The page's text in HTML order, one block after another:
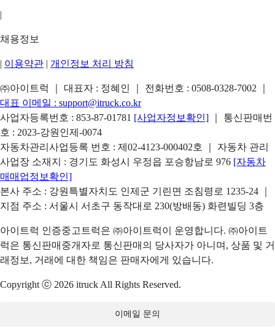
|
채용정보
| 이용약관 | 개인정보 처리 방침
㈜아이트럭 ｜ 대표자 : 정혜인 ｜ 전화번호 : 0508-0328-7002
대표 이메일 : support@itruck.co.kr
사업자등록번호 : 853-87-01781 [사업자정보확인]
｜ 통신판매번
호 : 2023-강원인제-0074
자동차관리사업등록 번호 : 제02-4123-000402호 ｜ 자동차 관리
사업장 소재지 : 경기도 화성시 우정읍 포승항남로 976 [자동차
매매업정보확인]
본사 주소 : 강원특별자치도 인제군 기린면 조침령로 1235-24 ｜
지점 주소 : 서울시 서초구 동작대로 230(방배동) 화련빌딩 3층
아이트럭 인증중고트럭은 ㈜아이트럭이 운영합니다. ㈜아이트
럭은 통신판매중개자로 통신판매의 당사자가 아니며, 상품 및 거
래정보, 거래에 대한 책임은 판매자에게 있습니다.
Copyright ⓒ 2026 itruck All Rights Reserved.
이메일 문의